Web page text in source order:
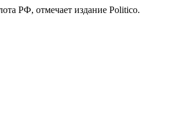
РФ, отмечает издание Politico.